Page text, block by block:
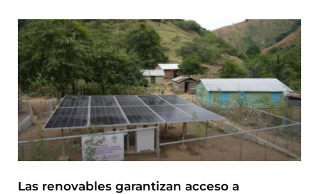
Las renovables garantizan acceso a